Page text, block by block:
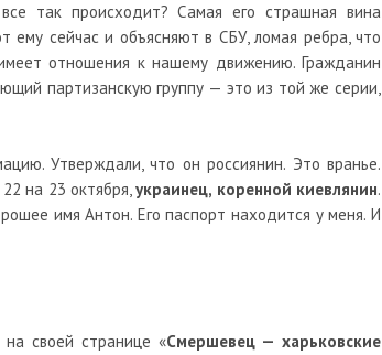
так происходит? Самая его страшная вина
ему сейчас и объясняют в СБУ, ломая ребра, что
отношения к нашему движению. Гражданин
партизанскую группу — это из той же серии,
Утверждали, что он россиянин. Это вранье.
на 23 октября,украинец, коренной киевлянин.
имя Антон. Его паспорт находится у меня. И
своей странице «Смершевец — харьковские